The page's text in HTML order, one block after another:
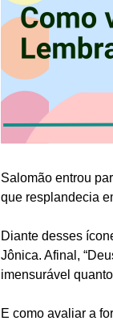
Salomão entrou
que resplandecia
Diante desses
Jônica. Afinal,
imensurável
E como avaliar a